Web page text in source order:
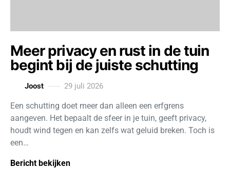
Meer privacy en rust in de tuin
begint bij de juiste schutting
Joost 29 juli 2026
Een schutting doet meer dan alleen een erfgrens
aangeven. Het bepaalt de sfeer in je tuin, geeft privacy,
houdt wind tegen en kan zelfs wat geluid breken. Toch is
een…
Bericht bekijken